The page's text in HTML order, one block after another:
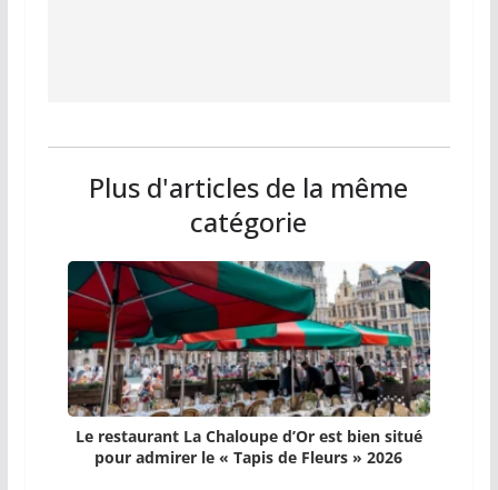
Plus d'articles de la même
catégorie
Le restaurant La Chaloupe d’Or est bien situé
pour admirer le « Tapis de Fleurs » 2026